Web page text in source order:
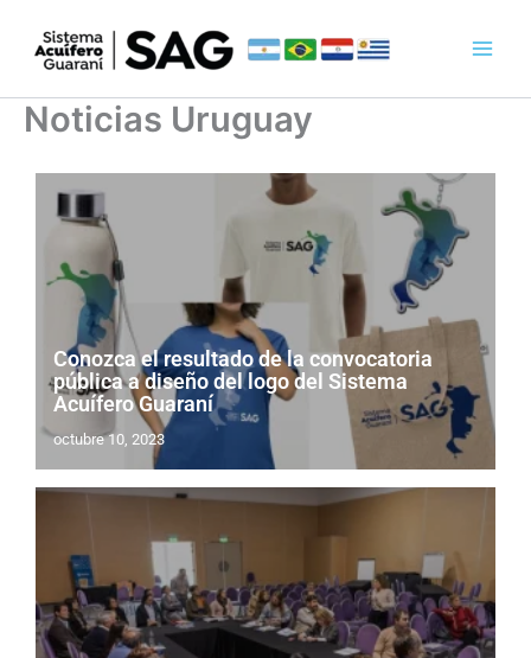
contenido
Noticias Uruguay
Conozca el resultado de la convocatoria
pública a diseño del logo del Sistema
Acuífero Guaraní
octubre 10, 2023